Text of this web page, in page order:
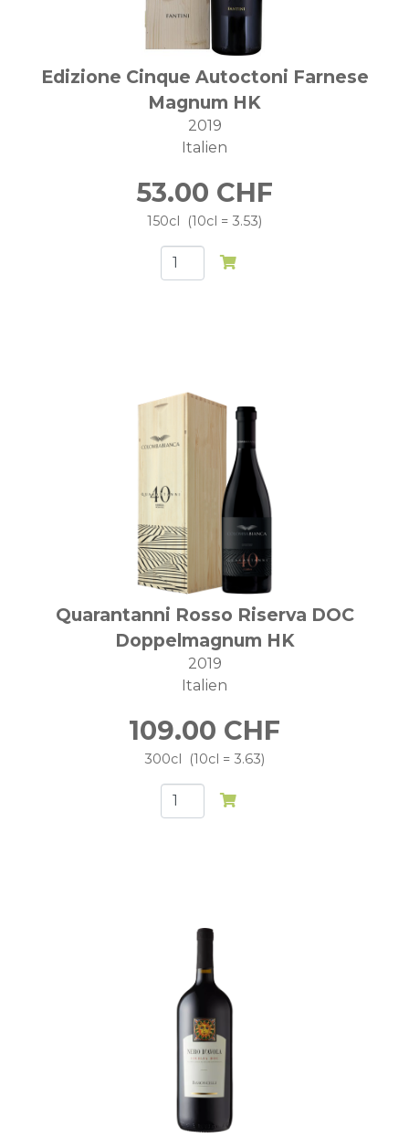
Edizione Cinque Autoctoni Farnese
Magnum HK
2019
Italien
53.00 CHF
150cl 10cl = 3.53
Quarantanni Rosso Riserva DOC
Doppelmagnum HK
2019
Italien
109.00 CHF
300cl 10cl = 3.63